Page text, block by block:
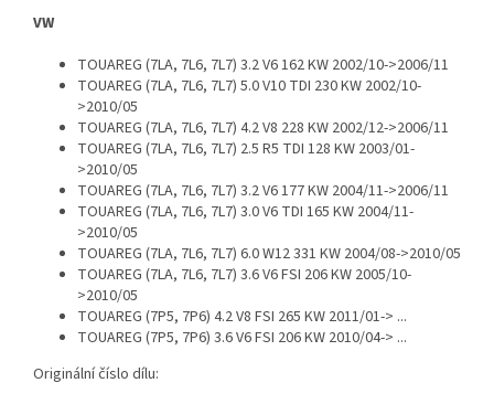
VW
TOUAREG (7LA, 7L6, 7L7) 3.2 V6 162 KW 2002/10->2006/11
TOUAREG (7LA, 7L6, 7L7) 5.0 V10 TDI 230 KW 2002/10-
>2010/05
TOUAREG (7LA, 7L6, 7L7) 4.2 V8 228 KW 2002/12->2006/11
TOUAREG (7LA, 7L6, 7L7) 2.5 R5 TDI 128 KW 2003/01-
>2010/05
TOUAREG (7LA, 7L6, 7L7) 3.2 V6 177 KW 2004/11->2006/11
TOUAREG (7LA, 7L6, 7L7) 3.0 V6 TDI 165 KW 2004/11-
>2010/05
TOUAREG (7LA, 7L6, 7L7) 6.0 W12 331 KW 2004/08->2010/05
TOUAREG (7LA, 7L6, 7L7) 3.6 V6 FSI 206 KW 2005/10-
>2010/05
TOUAREG (7P5, 7P6) 4.2 V8 FSI 265 KW 2011/01-> ...
TOUAREG (7P5, 7P6) 3.6 V6 FSI 206 KW 2010/04-> ...
Originální číslo dílu: